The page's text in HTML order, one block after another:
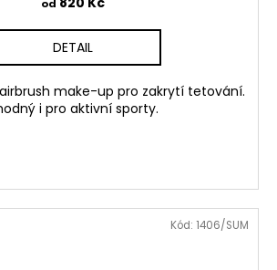
od
DETAIL
make-up pro zakrytí tetování.
i pro aktivní sporty.
Kód: 1406/SUM